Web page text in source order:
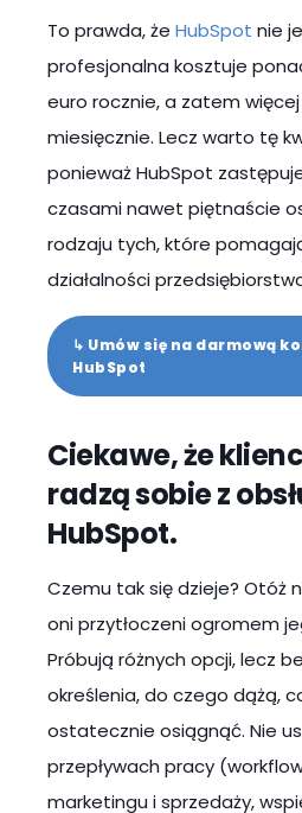
To prawda, że HubSpot nie
profesjonalna kosztuje
euro rocznie, a zatem
miesięcznie. Lecz warto tę
ponieważ HubSpot
czasami nawet piętnaście
rodzaju tych, które
działalności
↳ Umów się na darmową
HubSpot
Ciekawe, że
radzą sobie z
HubSpot.
Czemu tak się dzieje? Otóż
oni przytłoczeni ogromem
Próbują różnych opcji, lecz
określenia, do czego dążą,
ostatecznie osiągnąć. Nie
przepływach pracy
marketingu i sprzedaży,